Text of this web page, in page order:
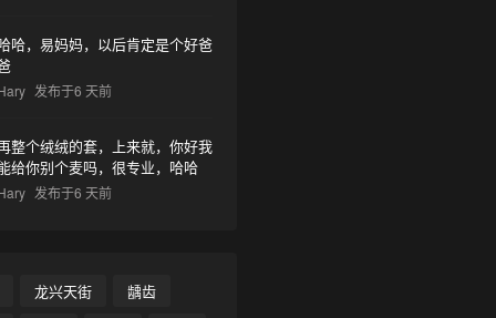
哈，易妈妈，以后肯定是个好爸
发布于6 天前
整个绒绒的套，上来就，你好我
给你别个麦吗，很专业，哈哈
发布于6 天前
龙兴天街 龋齿